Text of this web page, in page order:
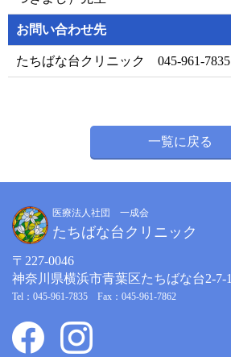
お問い合わせ先
たちばな台クリニック 045-961-7835
一覧に戻る
医療法人社団 一成会
たちばな台クリニック
〒227-0046
神奈川県横浜市青葉区たちばな台2-7-1
Tel：045-961-7835 Fax：045-961-7862